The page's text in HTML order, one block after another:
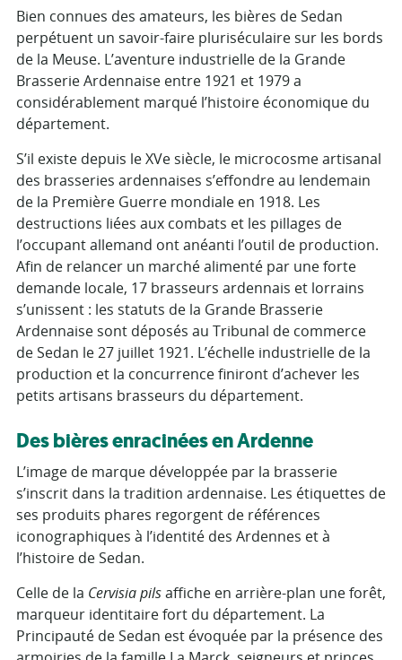
Bien connues des amateurs, les bières de Sedan
perpétuent un savoir-faire pluriséculaire sur les bords
de la Meuse. L’aventure industrielle de la Grande
Brasserie Ardennaise entre 1921 et 1979 a
considérablement marqué l’histoire économique du
département.
S’il existe depuis le XVe siècle, le microcosme artisanal
des brasseries ardennaises s’effondre au lendemain
de la Première Guerre mondiale en 1918. Les
destructions liées aux combats et les pillages de
l’occupant allemand ont anéanti l’outil de production.
Afin de relancer un marché alimenté par une forte
demande locale, 17 brasseurs ardennais et lorrains
s’unissent : les statuts de la Grande Brasserie
Ardennaise sont déposés au Tribunal de commerce
de Sedan le 27 juillet 1921. L’échelle industrielle de la
production et la concurrence finiront d’achever les
petits artisans brasseurs du département.
Des bières enracinées en Ardenne
L’image de marque développée par la brasserie
s’inscrit dans la tradition ardennaise. Les étiquettes de
ses produits phares regorgent de références
iconographiques à l’identité des Ardennes et à
l’histoire de Sedan.
Celle de la Cervisia pilsaffiche en arrière-plan une forêt,
marqueur identitaire fort du département. La
Principauté de Sedan est évoquée par la présence des